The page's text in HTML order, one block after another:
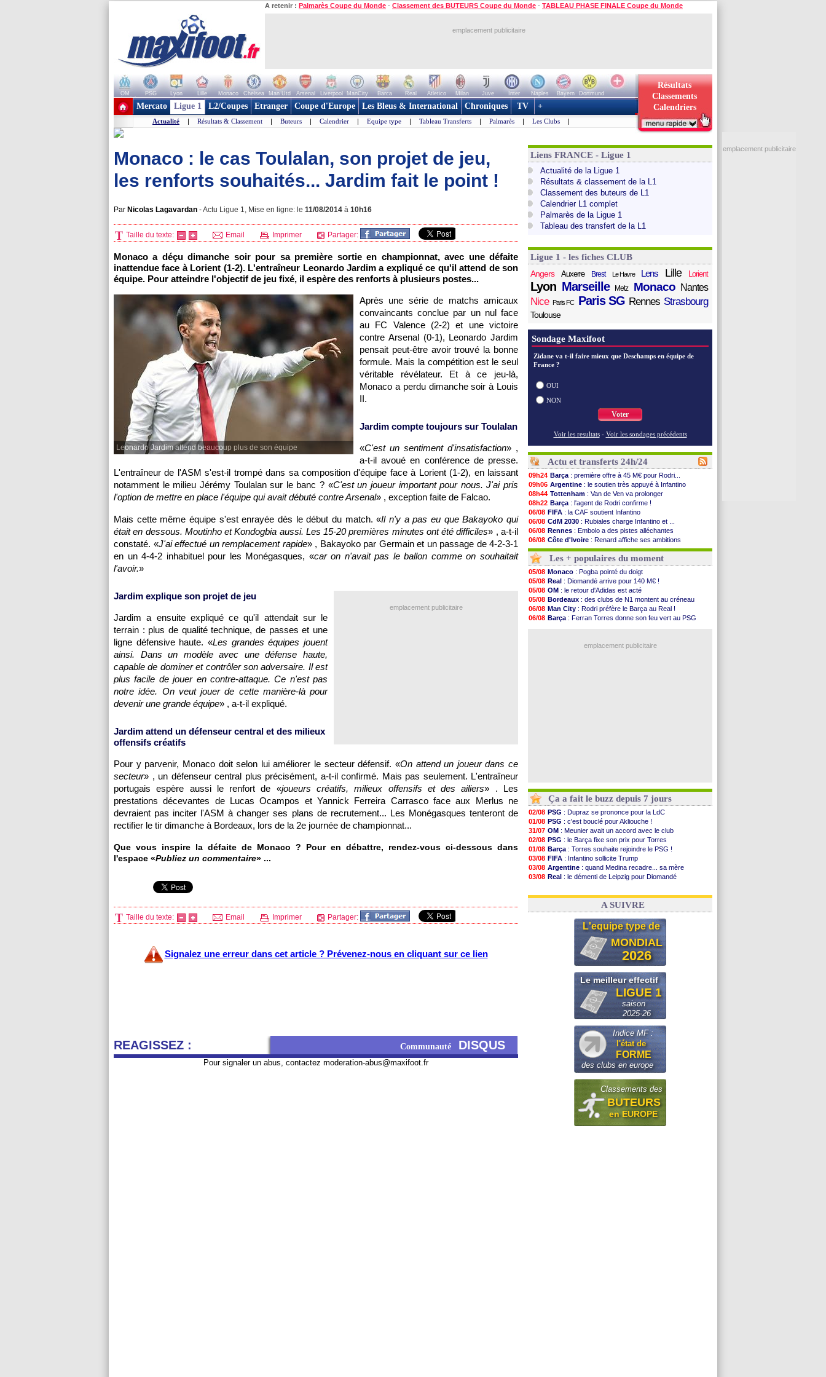
A retenir : Palmarès Coupe du Monde - Classement des BUTEURS Coupe du Monde - TABLEAU PHASE FINALE Coupe du Monde
emplacement publicitaire
OM PSG Lyon Lille Monaco Chelsea Man Utd Arsenal Liverpool ManCity Barca Real Atletico Milan Juve Inter Naples Bayern
Dortmund
+ de clubs
Résultats
Classements
Calendriers
Mercato Ligue 1 L2/Coupes Etranger Coupe d'Europe Les Bleus & International Chroniques TV +
Actualité | Résultats & Classement | Buteurs | Calendrier | Equipe type | Tableau Transferts | Palmarès | Les Clubs |
Monaco : le cas Toulalan, son projet de jeu,
les renforts souhaités... Jardim fait le point !
Par Nicolas Lagavardan -Actu Ligue 1, Mise en ligne: le 11/08/2014 à 10h16
Taille du texte: Email Imprimer Partager:
Monaco a déçu dimanche soir pour sa première sortie en championnat, avec une défaite
inattendue face à Lorient (1-2). L'entraîneur Leonardo Jardim a expliqué ce qu'il attend de son
équipe. Pour atteindre l'objectif de jeu fixé, il espère des renforts à plusieurs postes...
Leonardo Jardim attend beaucoup plus de son équipe
Après une série de matchs amicaux
convaincants conclue par un nul face
au FC Valence (2-2) et une victoire
contre Arsenal (0-1), Leonardo Jardim
pensait peut-être avoir trouvé la bonne
formule. Mais la compétition est le seul
véritable révélateur. Et à ce jeu-là,
Monaco a perdu dimanche soir à Louis
II.
Jardim compte toujours sur Toulalan
«C'est un sentiment d'insatisfaction» ,
a-t-il avoué en conférence de presse.
L'entraîneur de l'ASM s'est-il trompé dans sa composition d'équipe face à Lorient (1-2), en laissant
notamment le milieu Jérémy Toulalan sur le banc ? «C'est un joueur important pour nous. J'ai pris
l'option de mettre en place l'équipe qui avait débuté contre Arsenal» , exception faite de Falcao.
Mais cette même équipe s'est enrayée dès le début du match. «Il n'y a pas eu que Bakayoko qui
était en dessous. Moutinho et Kondogbia aussi. Les 15-20 premières minutes ont été difficiles» , a-t-il
constaté. «J'ai effectué un remplacement rapide» , Bakayoko par Germain et un passage de 4-2-3-1
en un 4-4-2 inhabituel pour les Monégasques, «car on n'avait pas le ballon comme on souhaitait
l'avoir.»
emplacement publicitaire
Jardim explique son projet de jeu
Jardim a ensuite expliqué ce qu'il attendait sur le
terrain : plus de qualité technique, de passes et une
ligne défensive haute. «Les grandes équipes jouent
ainsi. Dans un modèle avec une défense haute,
capable de dominer et contrôler son adversaire. Il est
plus facile de jouer en contre-attaque. Ce n'est pas
notre idée. On veut jouer de cette manière-là pour
devenir une grande équipe» , a-t-il expliqué.
Jardim attend un défenseur central et des milieux
offensifs créatifs
Pour y parvenir, Monaco doit selon lui améliorer le secteur défensif. «On attend un joueur dans ce
secteur» , un défenseur central plus précisément, a-t-il confirmé. Mais pas seulement. L'entraîneur
portugais espère aussi le renfort de «joueurs créatifs, milieux offensifs et des ailiers» . Les
prestations décevantes de Lucas Ocampos et Yannick Ferreira Carrasco face aux Merlus ne
devraient pas inciter l'ASM à changer ses plans de recrutement... Les Monégasques tenteront de
rectifier le tir dimanche à Bordeaux, lors de la 2e journée de championnat...
Que vous inspire la défaite de Monaco ? Pour en débattre, rendez-vous ci-dessous dans
l'espace «Publiez un commentaire» ...
Taille du texte: Email Imprimer Partager:
Signalez une erreur dans cet article ? Prévenez-nous en cliquant sur ce lien
REAGISSEZ : Communauté DISQUS
Pour signaler un abus, contactez moderation-abus@maxifoot.fr
Liens FRANCE - Ligue 1
Actualité de la Ligue 1
Résultats & classement de la L1
Classement des buteurs de L1
Calendrier L1 complet
Palmarès de la Ligue 1
Tableau des transfert de la L1
Ligue 1 - les fiches CLUB
Angers
Auxerre Brest Le Havre Lens Lille Lorient
Lyon Marseille Metz Monaco Nantes
Nice Paris FC Paris SG Rennes Strasbourg
Toulouse
Sondage Maxifoot
Zidane va t-il faire mieux que Deschamps en équipe de
France ?
OUI
NON
Voter
Voir les resultats - Voir les sondages précédents
Actu et transferts 24h/24
09h24 Barça : première offre à 45 M€ pour Rodri...
09h06 Argentine : le soutien très appuyé à Infantino
08h44 Tottenham : Van de Ven va prolonger
08h22 Barça : l'agent de Rodri confirme !
06/08 FIFA : la CAF soutient Infantino
06/08 CdM 2030 : Rubiales charge Infantino et ...
06/08 Rennes : Embolo a des pistes alléchantes
06/08 Côte d'Ivoire : Renard affiche ses ambitions
06/08 Rennes: Haise confirme pour Aït Boudlal
06/08
Man City: Trafford à Leeds pour 47 M€ (off...
06/08 Man Utd: Zirkzee vers la Juventus ?
06/08 Amical: Monaco s'impose contre Getafe
06/08 Nantes: Der Zakarian et sa relation avec Kita
06/08 OM : le club prêt à libérer Kondogbia ?
06/08 Monaco: le message touchant d'Akliouche
06/08 FIFA: Tebas en remet une couche
06/08 FIFA: l'UEFA maintient la pression
: Mangala va rejoindre Getafe
Les + populaires du moment
05/08 Monaco : Pogba pointé du doigt
05/08 Real : Diomandé arrive pour 140 M€ !
05/08 OM : le retour d'Adidas est acté
05/08 Bordeaux : des clubs de N1 montent au créneau
06/08 Man City : Rodri préfère le Barça au Real !
06/08 Barça : Ferran Torres donne son feu vert au PSG
emplacement publicitaire
Ça a fait le buzz depuis 7 jours
02/08 PSG : Dupraz se prononce pour la LdC
01/08 PSG : c'est bouclé pour Akliouche !
31/07 OM : Meunier avait un accord avec le club
02/08 PSG : le Barça fixe son prix pour Torres
01/08 Barça : Torres souhaite rejoindre le PSG !
03/08 FIFA : Infantino sollicite Trump
03/08 Argentine : quand Medina recadre... sa mère
03/08 Real : le démenti de Leipzig pour Diomandé
31/07 FIFA: le conseiller d'Infantino démissionne !
A SUIVRE
L'equipe type de
MONDIAL
2026
Le meilleur effectif
LIGUE 1
saison
2025-26
Indice MF :
l'état de
FORME
des clubs en europe
Classements des
BUTEURS
en EUROPE
emplacement publicitaire